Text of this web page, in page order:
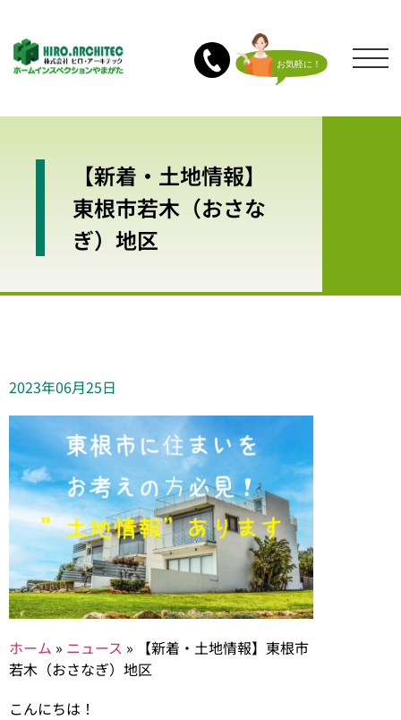
【新着・土地情報】
東根市若木（おさな
ぎ）地区
2023年06月25日
ホーム » ニュース » 【新着・土地情報】東根市
若木（おさなぎ）地区
こんにちは！